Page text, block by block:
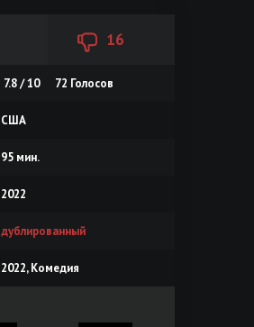
16
7.8 / 10 72 Голосов
США
95 мин.
2022
дублированный
2022, Комедия